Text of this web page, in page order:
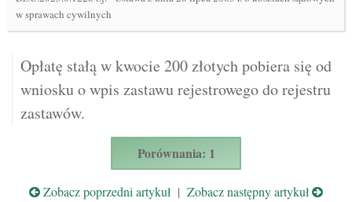
w sprawach cywilnych
Opłatę stałą w kwocie 200 złotych pobiera się od
wniosku o wpis zastawu rejestrowego do rejestru
zastawów.
Porównania: 1
Zobacz poprzedni artykuł | Zobacz następny artykuł